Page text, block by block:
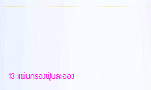
13 แผ่นกรองฝุ่นละออง